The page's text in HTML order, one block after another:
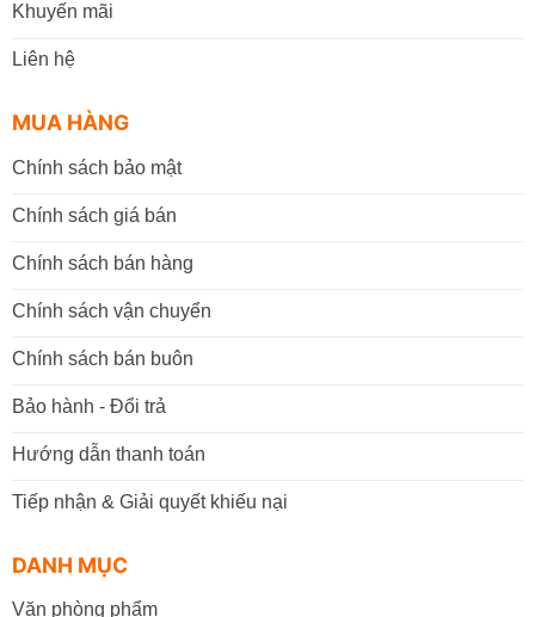
Khuyến mãi
Liên hệ
MUA HÀNG
Chính sách bảo mật
Chính sách giá bán
Chính sách bán hàng
Chính sách vận chuyển
Chính sách bán buôn
Bảo hành - Đổi trả
Hướng dẫn thanh toán
Tiếp nhận & Giải quyết khiếu nại
DANH MỤC
Văn phòng phẩm